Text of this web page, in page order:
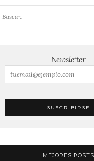
Newsletter
MEJORES POSTS